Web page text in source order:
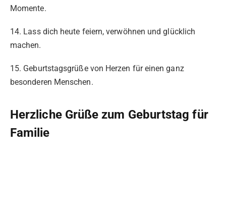
Momente.
14. Lass dich heute feiern, verwöhnen und glücklich
machen.
15. Geburtstagsgrüße von Herzen für einen ganz
besonderen Menschen.
Herzliche Grüße zum Geburtstag für
Familie